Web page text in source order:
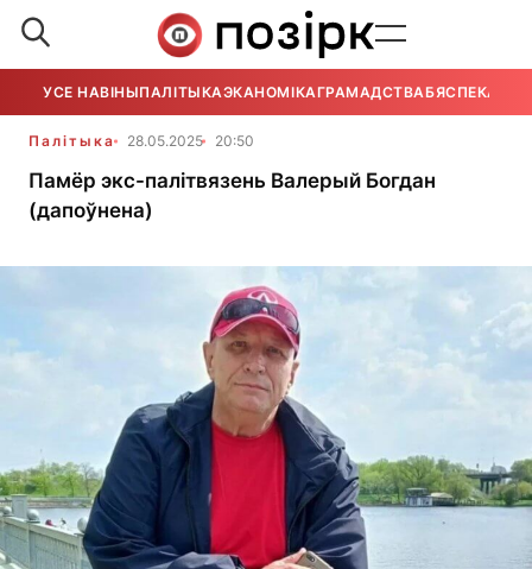
УСЕ НАВІНЫПАЛІТЫКАЭКАНОМІКАГРАМАДСТВАБЯСПЕКА
Палітыка 28.05.2025 20:50
Памёр экс-палітвязень Валерый Богдан
(дапоўнена)